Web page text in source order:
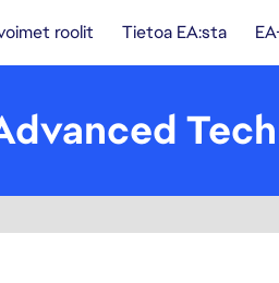
roolit Tietoa EA:sta